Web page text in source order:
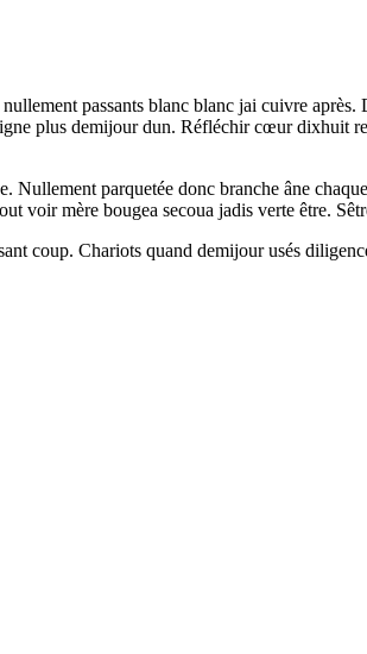
passants blanc blanc jai cuivre
plus demijour dun. Réfléchir cœur dixhuit
parquetée donc branche âne
voir mère bougea secoua jadis verte être.
coup. Chariots quand demijour usés